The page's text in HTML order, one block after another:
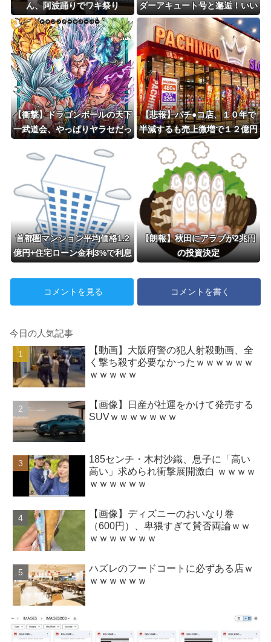
ん、阿波踊りでワキ祭り
ダーアキュート号と邂逅！いい
ツーショットだ
【衝撃】ドラゴンボールの天下
一武道会、やっぱりヤラセだっ
【悲報】パチ●コ店、１０年で
半減するも売上微増で１２億円
ｗｗｗｗｗｗｗ
首都圏マンション平均価格1.2
億円+住宅ローン金利3%で利息
【朗報】秋田にアラブが2兆円
の投資決定
コメントを見る コメントを書く
今日の人気記事
【動画】大阪府警の犯人射殺動画、全
く撃ち殺す必要なかったｗｗｗｗｗｗ
ｗｗｗｗｗ
【画像】日産が社運をかけて発売する
SUVｗｗｗｗｗｗｗ
185センチ・木村沙織、息子に「高い
高い」求められ衝撃展開激白 ｗｗｗｗ
ｗｗｗｗｗｗ
【画像】ディズニーのおいなり巻
（600円）、卑猥すぎて賛否両論ｗｗ
ｗｗｗｗｗｗｗ
ハズレのフードコートに必ずある店ｗ
ｗｗｗｗｗｗ